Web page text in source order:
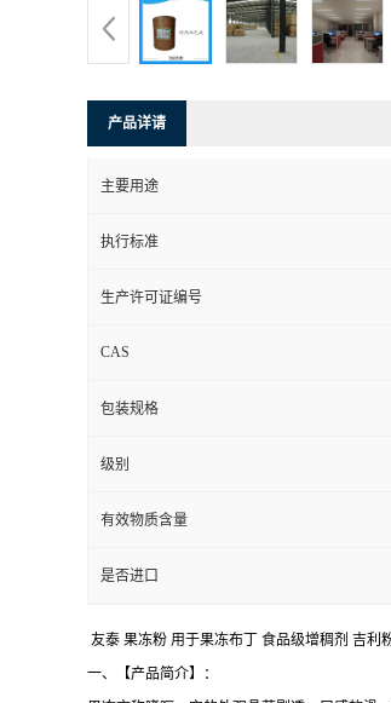
产品详请
主要用途
执行标准
生产许可证编号
CAS
包装规格
级别
有效物质含量
是否进口
友泰 果冻粉 用于果冻布丁 食品级增稠剂 吉利
一、【产品简介】：